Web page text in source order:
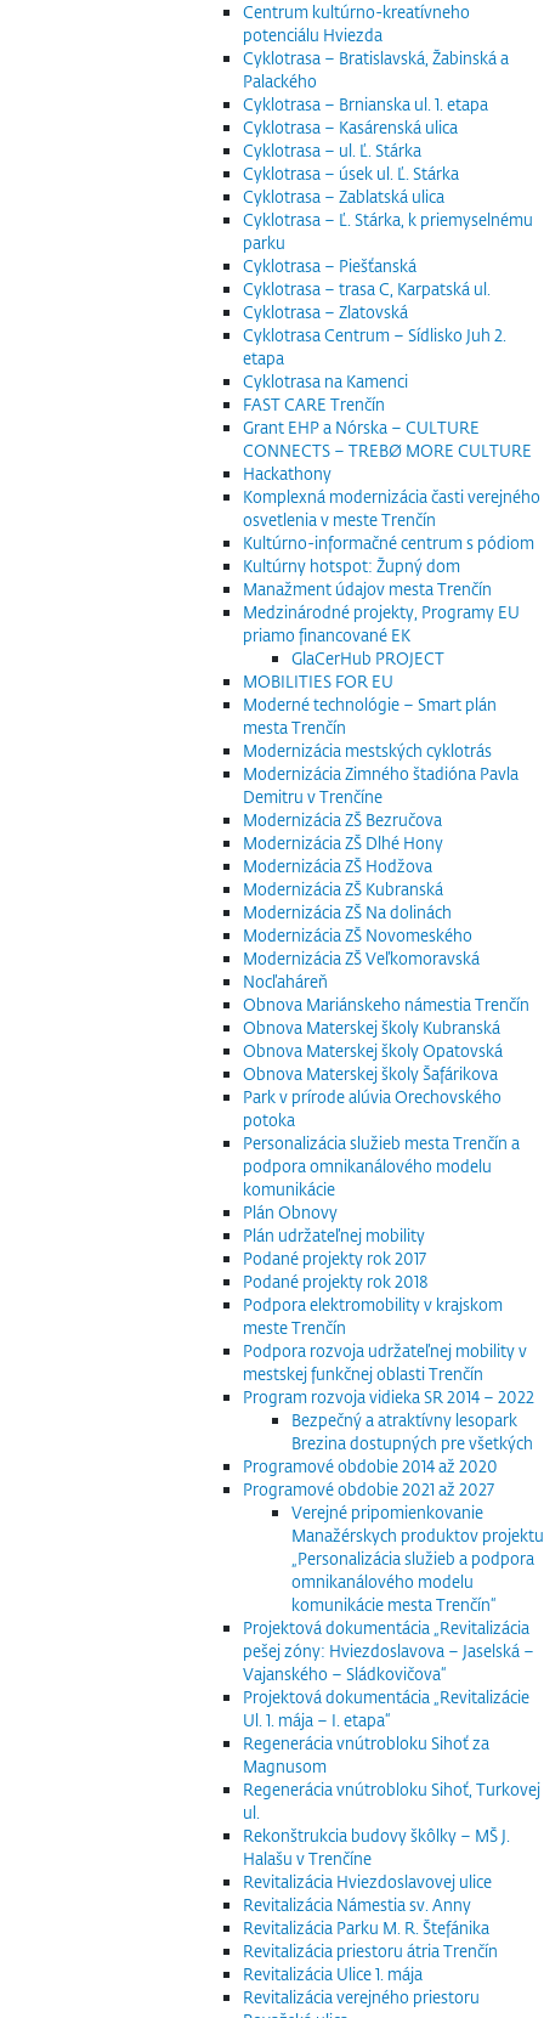
Centrum kultúrno-kreatívneho
potenciálu Hviezda
Cyklotrasa – Bratislavská, Žabinská a
Palackého
Cyklotrasa – Brnianska ul. 1. etapa
Cyklotrasa – Kasárenská ulica
Cyklotrasa – ul. Ľ. Stárka
Cyklotrasa – úsek ul. Ľ. Stárka
Cyklotrasa – Zablatská ulica
Cyklotrasa – Ľ. Stárka, k priemyselnému
parku
Cyklotrasa – Piešťanská
Cyklotrasa – trasa C, Karpatská ul.
Cyklotrasa – Zlatovská
Cyklotrasa Centrum – Sídlisko Juh 2.
etapa
Cyklotrasa na Kamenci
FAST CARE Trenčín
Grant EHP a Nórska – CULTURE
CONNECTS – TREBØ MORE CULTURE
Hackathony
Komplexná modernizácia časti verejného
osvetlenia v meste Trenčín
Kultúrno-informačné centrum s pódiom
Kultúrny hotspot: Župný dom
Manažment údajov mesta Trenčín
Medzinárodné projekty, Programy EU
priamo financované EK
GlaCerHub PROJECT
MOBILITIES FOR EU
Moderné technológie – Smart plán
mesta Trenčín
Modernizácia mestských cyklotrás
Modernizácia Zimného štadióna Pavla
Demitru v Trenčíne
Modernizácia ZŠ Bezručova
Modernizácia ZŠ Dlhé Hony
Modernizácia ZŠ Hodžova
Modernizácia ZŠ Kubranská
Modernizácia ZŠ Na dolinách
Modernizácia ZŠ Novomeského
Modernizácia ZŠ Veľkomoravská
Nocľaháreň
Obnova Mariánskeho námestia Trenčín
Obnova Materskej školy Kubranská
Obnova Materskej školy Opatovská
Obnova Materskej školy Šafárikova
Park v prírode alúvia Orechovského
potoka
Personalizácia služieb mesta Trenčín a
podpora omnikanálového modelu
komunikácie
Plán Obnovy
Plán udržateľnej mobility
Podané projekty rok 2017
Podané projekty rok 2018
Podpora elektromobility v krajskom
meste Trenčín
Podpora rozvoja udržateľnej mobility v
mestskej funkčnej oblasti Trenčín
Program rozvoja vidieka SR 2014 – 2022
Bezpečný a atraktívny lesopark
Brezina dostupných pre všetkých
Programové obdobie 2014 až 2020
Programové obdobie 2021 až 2027
Verejné pripomienkovanie
Manažérskych produktov projektu
„Personalizácia služieb a podpora
omnikanálového modelu
komunikácie mesta Trenčín“
Projektová dokumentácia „Revitalizácia
pešej zóny: Hviezdoslavova – Jaselská –
Vajanského – Sládkovičova“
Projektová dokumentácia „Revitalizácie
Ul. 1. mája – I. etapa“
Regenerácia vnútrobloku Sihoť za
Magnusom
Regenerácia vnútrobloku Sihoť, Turkovej
ul.
Rekonštrukcia budovy škôlky – MŠ J.
Halašu v Trenčíne
Revitalizácia Hviezdoslavovej ulice
Revitalizácia Námestia sv. Anny
Revitalizácia Parku M. R. Štefánika
Revitalizácia priestoru átria Trenčín
Revitalizácia Ulice 1. mája
Revitalizácia verejného priestoru